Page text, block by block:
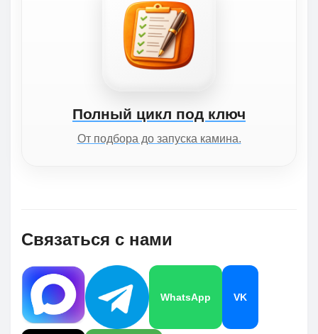
Полный цикл под ключ
От подбора до запуска камина.
Связаться с нами
WhatsApp VK